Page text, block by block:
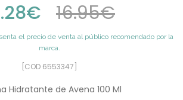
16.95€
el precio de venta al público recomendado por la
marca.
[COD 6553347]
Hidratante de Avena 100 Ml